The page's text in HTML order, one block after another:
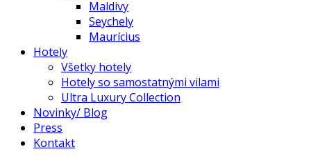
Maldivy
Seychely
Maurícius
Hotely
Všetky hotely
Hotely so samostatnými vilami
Ultra Luxury Collection
Novinky/ Blog
Press
Kontakt